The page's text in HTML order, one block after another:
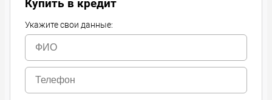
Купить в кредит
Укажите свои данные: